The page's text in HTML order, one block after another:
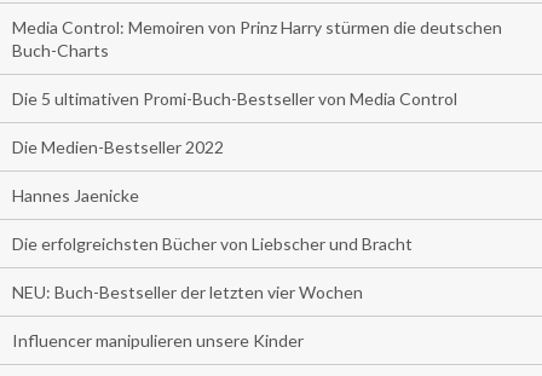
Media Control: Memoiren von Prinz Harry stürmen die deutschen
Buch-Charts
Die 5 ultimativen Promi-Buch-Bestseller von Media Control
Die Medien-Bestseller 2022
Hannes Jaenicke
Die erfolgreichsten Bücher von Liebscher und Bracht
NEU: Buch-Bestseller der letzten vier Wochen
Influencer manipulieren unsere Kinder